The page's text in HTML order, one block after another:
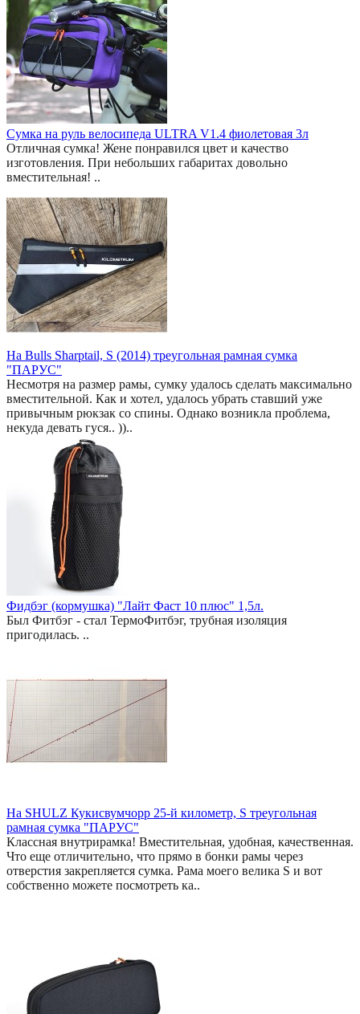
Сумка на руль велосипеда ULTRA V1.4 фиолетовая 3л
Отличная сумка! Жене понравился цвет и качество
изготовления. При небольших габаритах довольно
вместительная! ..
На Bulls Sharptail, S (2014) треугольная рамная сумка
"ПАРУС"
Несмотря на размер рамы, сумку удалось сделать максимально
вместительной. Как и хотел, удалось убрать ставший уже
привычным рюкзак со спины. Однако возникла проблема,
некуда девать гуся.. ))..
Фидбэг (кормушка) "Лайт Фаст 10 плюс" 1,5л.
Был Фитбэг - стал ТермоФитбэг, трубная изоляция
пригодилась. ..
На SHULZ Кукисвумчорр 25-й километр, S треугольная
рамная сумка "ПАРУС"
Классная внутрирамка! Вместительная, удобная, качественная.
Что еще отличительно, что прямо в бонки рамы через
отверстия закрепляется сумка. Рама моего велика S и вот
собственно можете посмотреть ка..